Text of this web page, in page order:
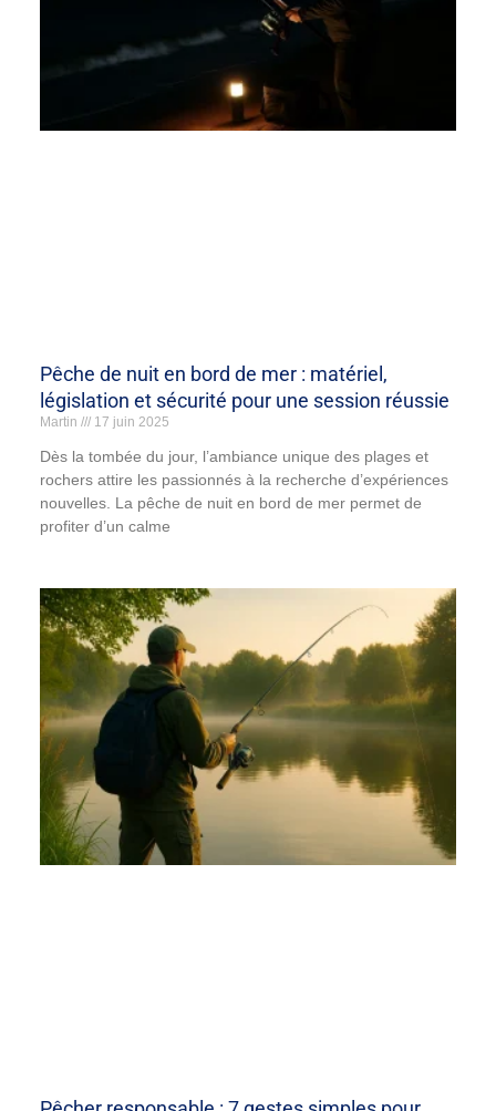
Pêche de nuit en bord de mer : matériel,
législation et sécurité pour une session réussie
Martin 17 juin 2025
Dès la tombée du jour, l’ambiance unique des plages et
rochers attire les passionnés à la recherche d’expériences
nouvelles. La pêche de nuit en bord de mer permet de
profiter d’un calme